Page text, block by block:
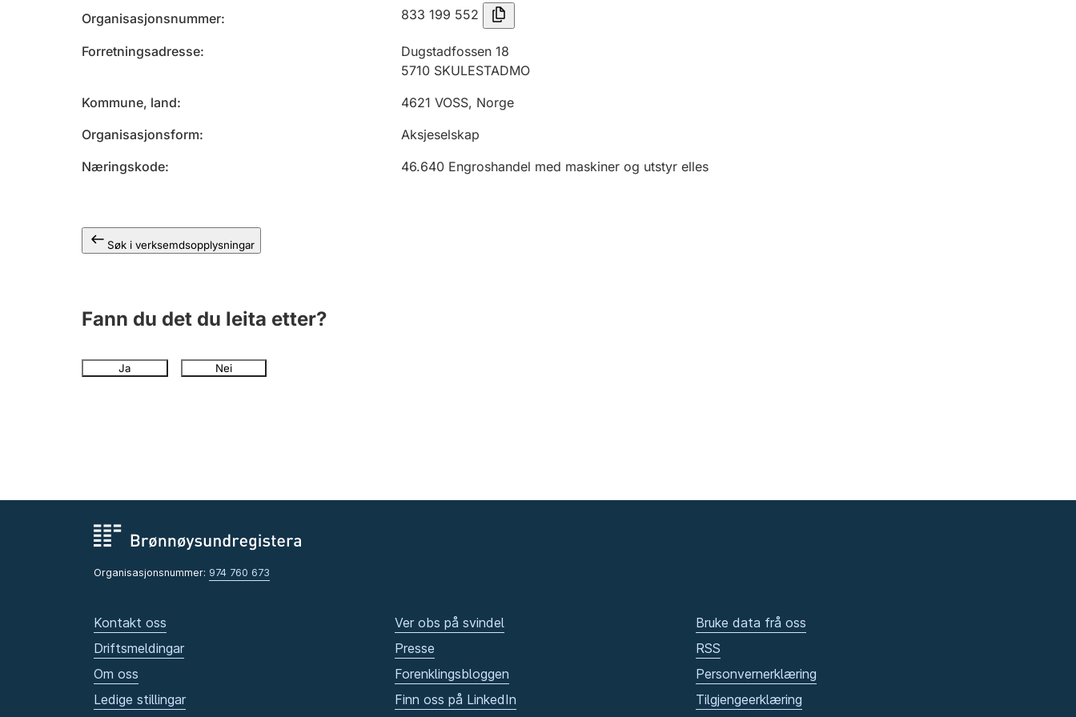
Organisasjonsnummer 833 199 552
Forretningsadresse
Dugstadfossen 18
5710 SKULESTADMO
Kommune, land
4621 VOSS, Norge
Organisasjonsform
Aksjeselskap
Næringskode
46.640 Engroshandel med maskiner og utstyr elles
Søk i verksemdsopplysningar
Fann du det du leita etter?
Ja Nei
Organisasjonsnummer: 974 760 673
Kontakt oss
Driftsmeldingar
Om oss
Ledige stillingar
Ver obs på svindel
Presse
Forenklingsbloggen
Finn oss på LinkedIn
Bruke data frå oss
RSS
Personvernerklæring
Tilgjengeerklæring